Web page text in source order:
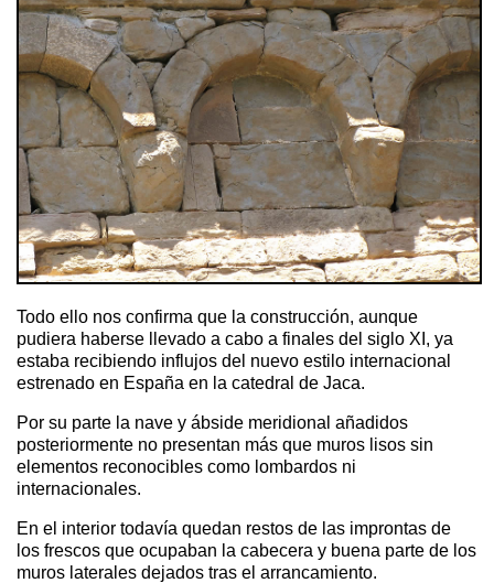
Todo ello nos confirma que la construcción, aunque
pudiera haberse llevado a cabo a finales del siglo XI, ya
estaba recibiendo influjos del nuevo estilo internacional
estrenado en España en la catedral de Jaca.
Por su parte la nave y ábside meridional añadidos
posteriormente no presentan más que muros lisos sin
elementos reconocibles como lombardos ni
internacionales.
En el interior todavía quedan restos de las improntas de
los frescos que ocupaban la cabecera y buena parte de los
muros laterales dejados tras el arrancamiento.